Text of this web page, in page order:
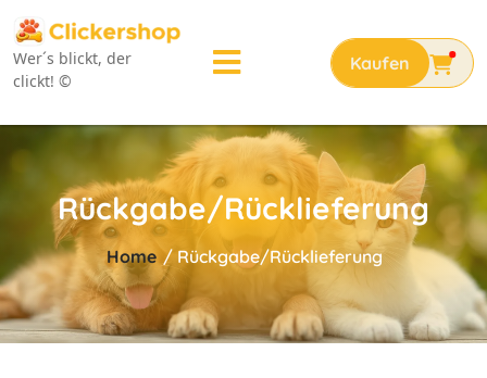
Wer´s blickt, der
clickt! ©
Rückgabe/Rücklieferung
Home / Rückgabe/Rücklieferung